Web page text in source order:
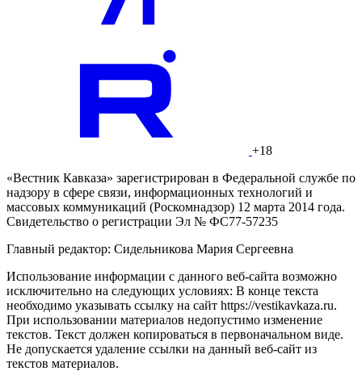
+18
«Вестник Кавказа» зарегистрирован в Федеральной службе по
надзору в сфере связи, информационных технологий и
массовых коммуникаций (Роскомнадзор) 12 марта 2014 года.
Свидетельство о регистрации Эл № ФС77-57235
Главный редактор: Сидельникова Мария Сергеевна
Использование информации с данного веб-сайта возможно
исключительно на следующих условиях: В конце текста
необходимо указывать ссылку на сайт https://vestikavkaza.ru.
При использовании материалов недопустимо изменение
текстов. Текст должен копироваться в первоначальном виде.
Не допускается удаление ссылки на данный веб-сайт из
текстов материалов.